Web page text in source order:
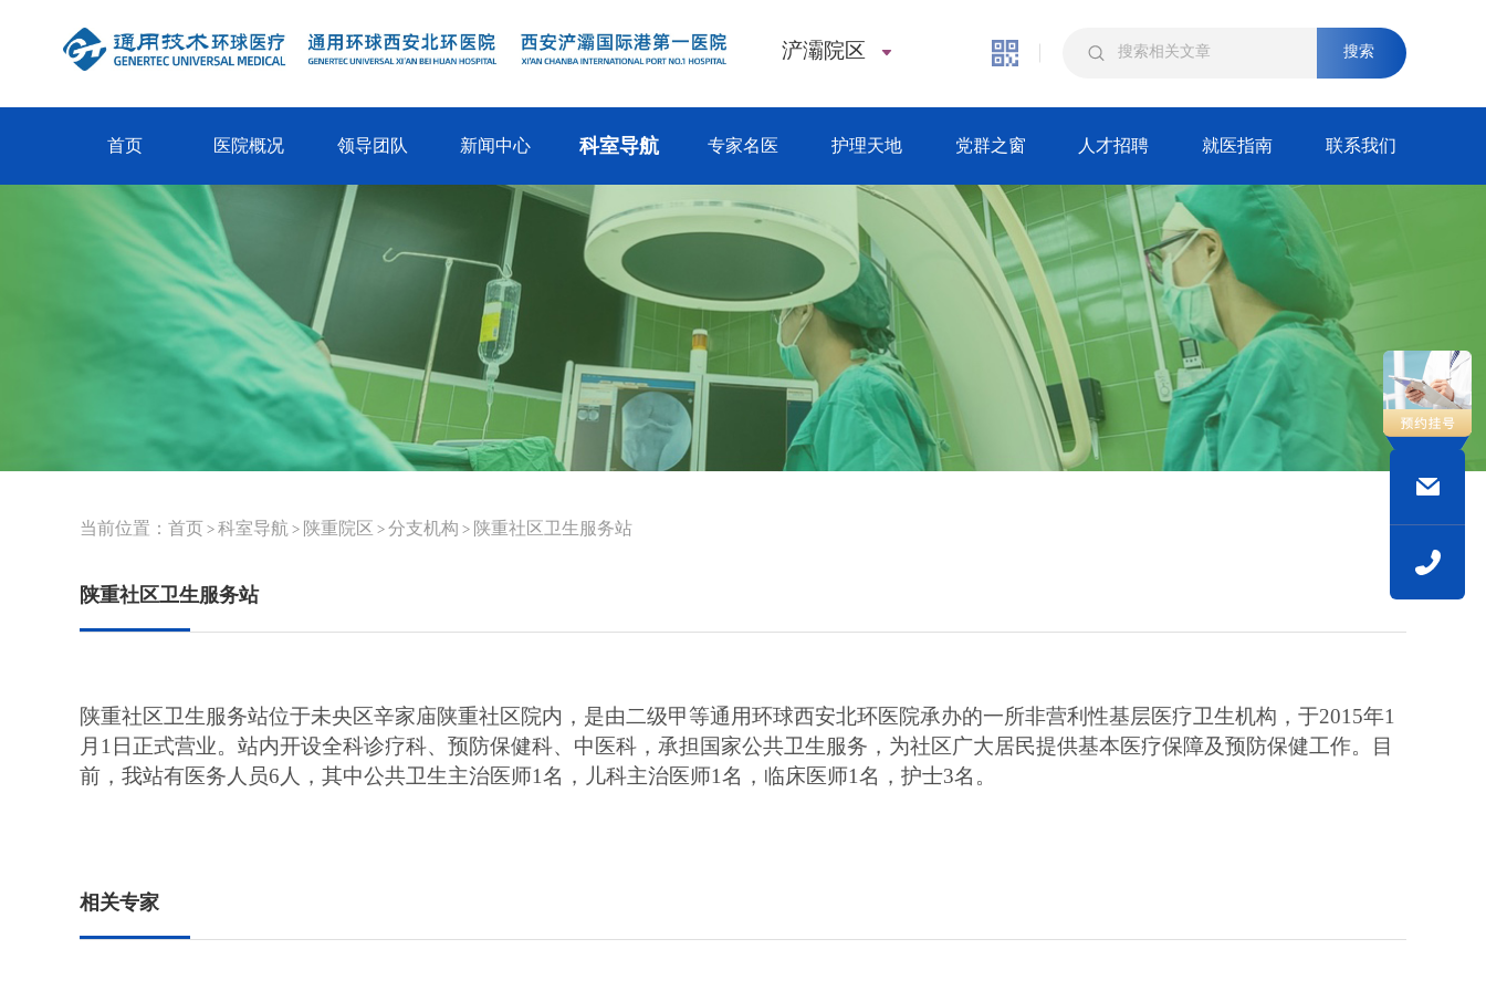
浐灞院区 搜索
首页 医院概况 领导团队 新闻中心 科室导航 专家名医 护理天地 党群之窗 人才招聘 就医指南 联系我们
当前位置： 首页 > 科室导航 > 陕重院区 > 分支机构 > 陕重社区卫生服务站
陕重社区卫生服务站
陕重社区卫生服务站位于未央区辛家庙陕重社区院内，是由二级甲等通用环球西安北环医院承办的一所非营利性基层医疗卫生机构，于2015年1
月1日正式营业。站内开设全科诊疗科、预防保健科、中医科，承担国家公共卫生服务，为社区广大居民提供基本医疗保障及预防保健工作。目
前，我站有医务人员6人，其中公共卫生主治医师1名，儿科主治医师1名，临床医师1名，护士3名。
相关专家